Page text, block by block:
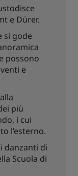
e Dürer.
si gode
possono
e
più
i cui
l’esterno.
danzanti di
Scuola di